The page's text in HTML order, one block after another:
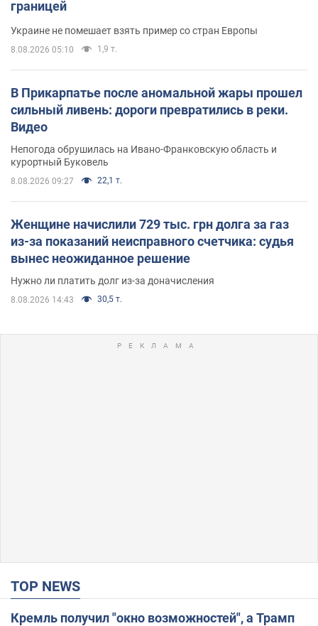
границей
Украине не помешает взять пример со стран Европы
8.08.2026 05:10 1,9 т.
В Прикарпатье после аномальной жары прошел
сильный ливень: дороги превратились в реки.
Видео
Непогода обрушилась на Ивано-Франковскую область и
курортный Буковель
8.08.2026 09:27 22,1 т.
Женщине начислили 729 тыс. грн долга за газ
из-за показаний неисправного счетчика: судья
вынес неожиданное решение
Нужно ли платить долг из-за доначисления
8.08.2026 14:43 30,5 т.
TOP NEWS
Кремль получил "окно возможностей", а Трамп